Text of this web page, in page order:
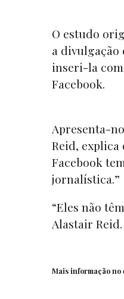
O estudo
a divulgação
inseri-la
Facebook.
Apresenta-
Reid, explica
Facebook
jornalística.”
“Eles não
Alastair Reid.
Mais informação no